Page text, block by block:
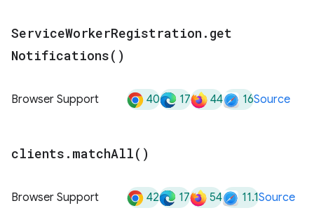
ServiceWorkerRegistration . get
Notifications( )
Browser Support 40 17 44 16Source
clients . matchAll( )
Browser Support 42 17 54 11.1Source